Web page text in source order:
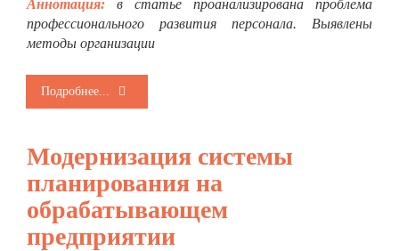
Аннотация: в статье проанализирована проблема
профессионального развития персонала. Выявлены
методы организации
Подробнее...
Модернизация системы
планирования на
обрабатывающем
предприятии